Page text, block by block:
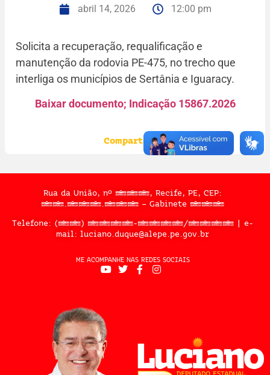
abril 14, 2026 12:00 pm
Solicita a recuperação, requalificação e
manutenção da rodovia PE-475, no trecho que
interliga os municípios de Sertânia e Iguaracy.
Baixar documento; Indicação 15867.2026
Compartilhe:
Rua da União, nº 397, Recife, PE, CEP:
50.050.909 – Gabinete 302
Telefone: (81) 3183-2467/2324 | e-
mail: luciano.duque@alepe.pe.gov.br
ME ACOMPANHE NAS REDES SOCIAIS